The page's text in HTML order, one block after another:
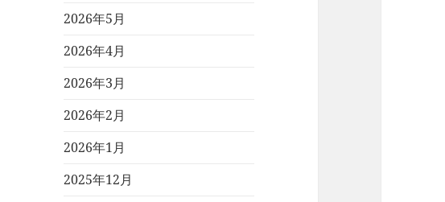
2026年5月
2026年4月
2026年3月
2026年2月
2026年1月
2025年12月